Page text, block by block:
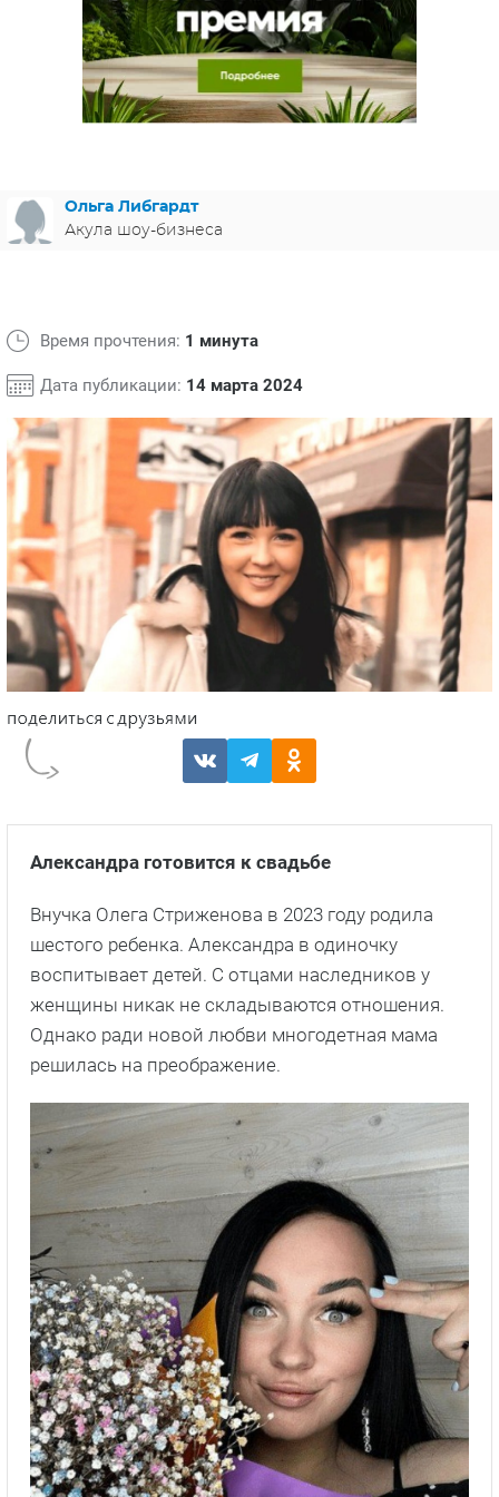
МЕЛОДРАМЫ
ИСПАНИЯ
ФРАНЦИЯ
ГЕРМАНИЯ
СВЕТСКИЕ НОВОСТИ
СПОЙЛЕРЫ ИЗ СЕРИАЛОВ
Ольга Либгардт
Акула шоу-бизнеса
Время прочтения: 1 минута
Дата публикации: 14 марта 2024
Александра готовится к свадьбе
Внучка Олега Стриженова в 2023 году родила
шестого ребенка. Александра в одиночку
воспитывает детей. С отцами наследников у
женщины никак не складываются отношения.
Однако ради новой любви многодетная мама
решилась на преображение.